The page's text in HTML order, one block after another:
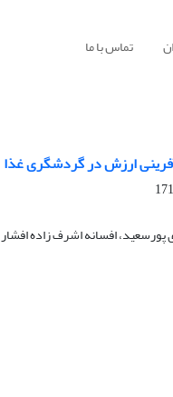
تماس با ما
ارزش در گردشگری غذا
افسانه اشرف زاده افشار